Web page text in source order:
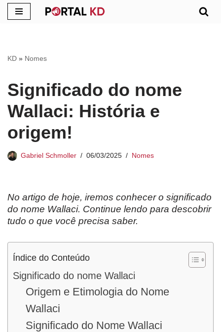
conteúdo
KD » Nomes
Significado do nome
Wallaci: História e
origem!
Gabriel Schmoller 06/03/2025 Nomes
No artigo de hoje, iremos conhecer o significado
do nome Wallaci. Continue lendo para descobrir
tudo o que você precisa saber.
Índice do Conteúdo
Significado do nome Wallaci
Origem e Etimologia do Nome
Wallaci
Significado do Nome Wallaci